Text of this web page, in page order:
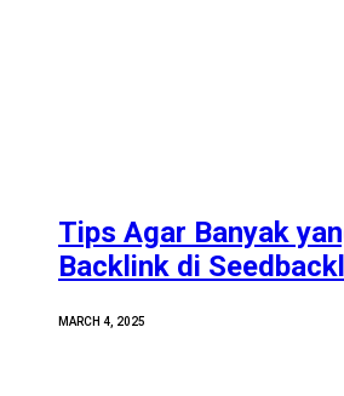
Tips Agar Banyak
Backlink di
MARCH 4, 2025